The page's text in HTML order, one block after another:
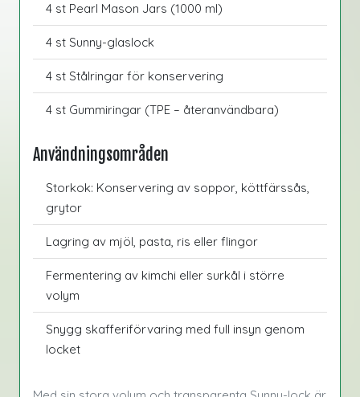
4 st Pearl Mason Jars (1000 ml)
4 st Sunny-glaslock
4 st Stålringar för konservering
4 st Gummiringar (TPE – återanvändbara)
Användningsområden
Storkok: Konservering av soppor, köttfärssås,
grytor
Lagring av mjöl, pasta, ris eller flingor
Fermentering av kimchi eller surkål i större
volym
Snygg skafferiförvaring med full insyn genom
locket